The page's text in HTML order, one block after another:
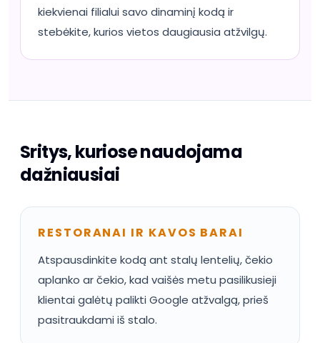
kiekvienai filialui savo dinaminį kodą ir
stebėkite, kurios vietos daugiausia atžvilgų.
Sritys, kuriose naudojama
dažniausiai
RESTORANAI IR KAVOS BARAI
Atspausdinkite kodą ant stalų lentelių, čekio
aplanko ar čekio, kad vaišės metu pasilikusieji
klientai galėtų palikti Google atžvalgą, prieš
pasitraukdami iš stalo.